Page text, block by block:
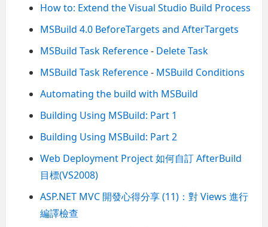
How to: Extend the Visual Studio Build Process
MSBuild 4.0 BeforeTargets and AfterTargets
MSBuild Task Reference- Delete Task
MSBuild Task Reference- MSBuild Conditions
Automating the build with MSBuild
Building Using MSBuild: Part 1
Building Using MSBuild: Part 2
Web Deployment Project 如何自訂 AfterBuild
目標(VS2008)
ASP.NET MVC 開發心得分享 (11)：對 Views 進行
編譯檢查